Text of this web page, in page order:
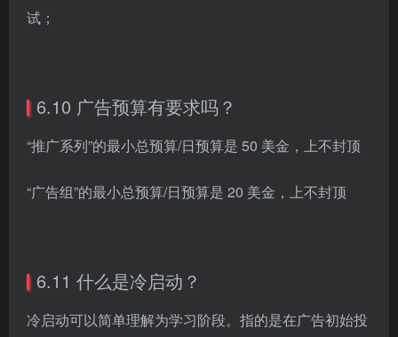
试；
6.10 广告预算有要求吗？
“推广系列”的最小总预算/日预算是 50 美金，上不封顶
“广告组”的最小总预算/日预算是 20 美金，上不封顶
6.11 什么是冷启动？
冷启动可以简单理解为学习阶段。指的是在广告初始投